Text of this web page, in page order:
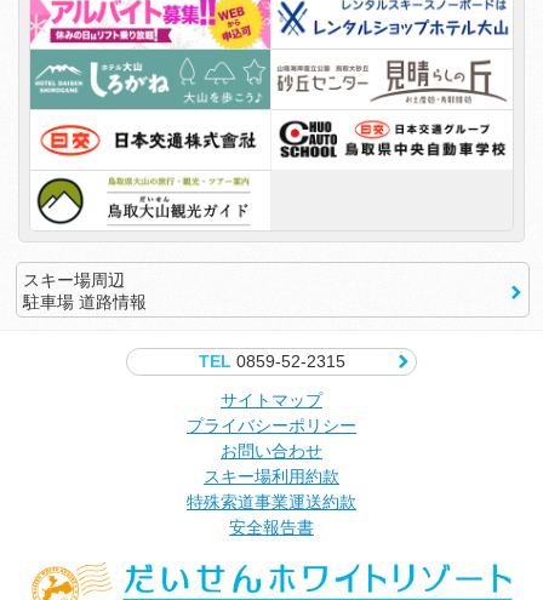
スキー場周辺
駐車場 道路情報
TEL0859-52-2315
サイトマップ
プライバシーポリシー
お問い合わせ
スキー場利用約款
特殊索道事業運送約款
安全報告書